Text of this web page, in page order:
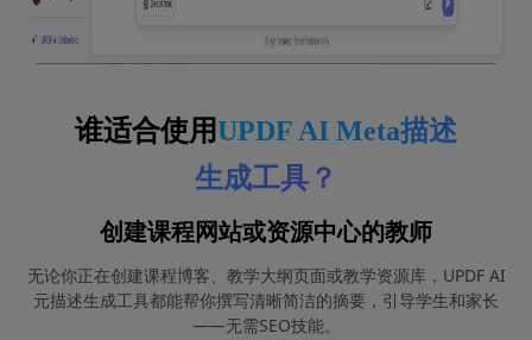
谁适合使用UPDF AI Meta描述
生成工具？
创建课程网站或资源中心的教师
无论你正在创建课程博客、教学大纲页面或教学资源库，UPDF AI
元描述生成工具都能帮你撰写清晰简洁的摘要，引导学生和家长
——无需SEO技能。